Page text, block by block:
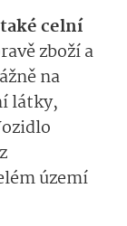
celní
zboží a
na
látky,
území